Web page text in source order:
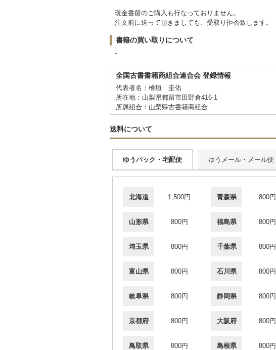
現金書留のご購入も行なっておりません。
注文前に送って頂きましても、受取り拒否致します。
書籍の買い取りについて
-
全国古書書籍商組合連合会 登録情報
代表者名：檜垣 圭佑
所在地：山梨県都留市田野倉416-1
所属組合：山梨県古書籍商組合
送料について
ゆうパック・宅配便 ゆうメール・メール便
北海道 1,500円 青森県 800円
山形県 800円 福島県 800円
埼玉県 800円 千葉県 800円
富山県 800円 石川県 800円
岐阜県 800円 静岡県 800円
京都府 800円 大阪府 800円
鳥取県 800円 島根県 800円